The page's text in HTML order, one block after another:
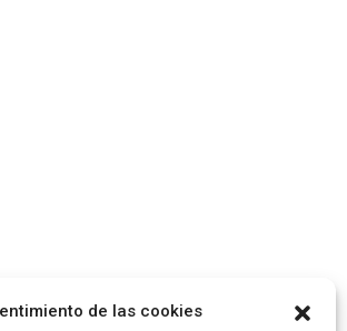
de las cookies